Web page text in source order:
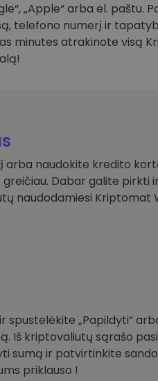
tyrinėtojas
savo kripto strategiją
„Apple“ arba el. paštu.
telefono numerį ir
minutes atrakinote visą
arba naudokite kredito
Dabar galite pirkti
naudodamiesi Kriptomat
spustelėkite „Papildyti“
Iš kriptovaliutų sąrašo
sumą ir patvirtinkite
priklauso !